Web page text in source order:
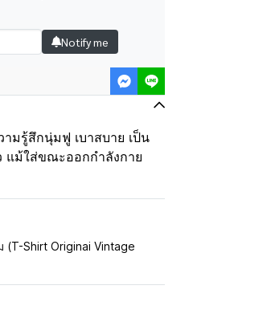
Notify me
มรู้สึกนุ่มฟู เบาสบาย เป็น
แม้ใส่ขณะออกกำลังกาย
(T-Shirt Originai Vintage